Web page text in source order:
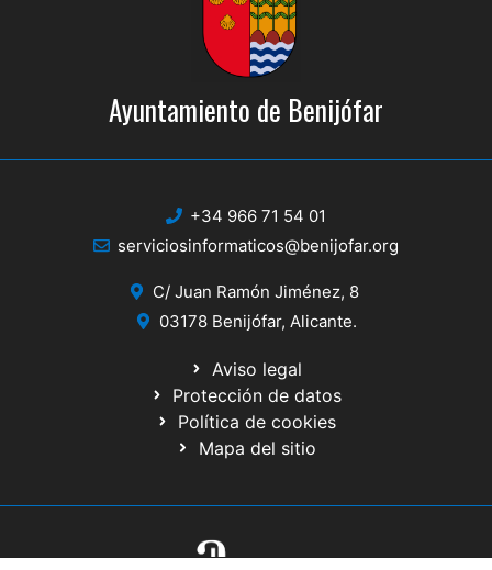
Ayuntamiento de Benijófar
+34 966 71 54 01
serviciosinformaticos@benijofar.org
C/ Juan Ramón Jiménez, 8
03178 Benijófar, Alicante.
Aviso legal
Protección de datos
Política de cookies
Mapa del sitio